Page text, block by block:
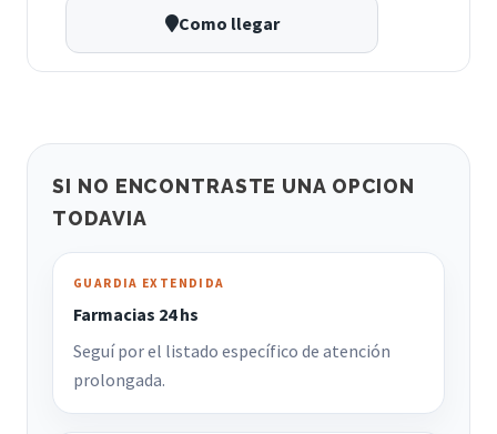
Como llegar
SI NO ENCONTRASTE UNA OPCION
TODAVIA
GUARDIA EXTENDIDA
Farmacias 24 hs
Seguí por el listado específico de atención
prolongada.